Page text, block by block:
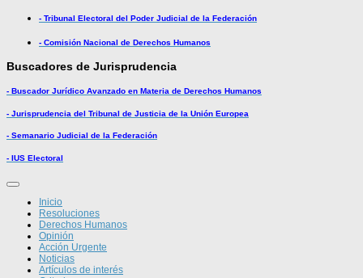
- Tribunal Electoral del Poder Judicial de la Federación
- Comisión Nacional de Derechos Humanos
Buscadores de Jurisprudencia
- Buscador Jurídico Avanzado en Materia de Derechos Humanos
- Jurisprudencia del Tribunal de Justicia de la Unión Europea
- Semanario Judicial de la Federación
- IUS Electoral
Inicio
Resoluciones
Derechos Humanos
Opinión
Acción Urgente
Noticias
Artículos de interés